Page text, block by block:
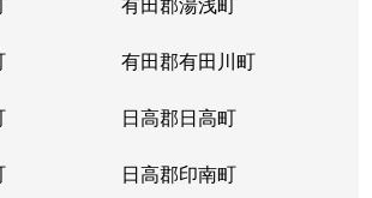
有田郡有田川町
日高郡日高町
日高郡印南町